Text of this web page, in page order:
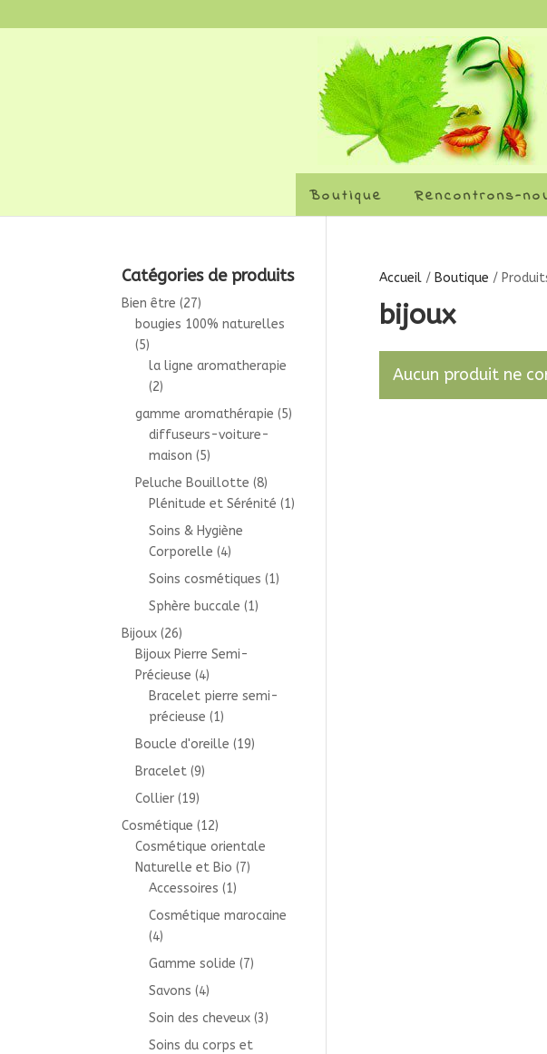
Boutique Rencontrons-
Accueil/ Boutique /
bijoux
Aucun produit ne
Catégories de produits
Bien être (27)
bougies 100% naturelles
(5)
la ligne aromatherapie
(2)
gamme aromathérapie (5)
diffuseurs-voiture-
maison (5)
Peluche Bouillotte (8)
Plénitude et Sérénité (1)
Soins & Hygiène
Corporelle (4)
Soins cosmétiques (1)
Sphère buccale (1)
Bijoux (26)
Bijoux Pierre Semi-
Précieuse (4)
Bracelet pierre semi-
précieuse (1)
Boucle d'oreille (19)
Bracelet (9)
Collier (19)
Cosmétique (12)
Cosmétique orientale
Naturelle et Bio (7)
Accessoires (1)
Cosmétique marocaine
(4)
Gamme solide (7)
Savons (4)
Soin des cheveux (3)
Soins du corps et